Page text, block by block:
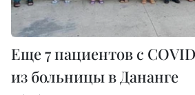
Еще 7 пациентов с
из больницы в Дананге